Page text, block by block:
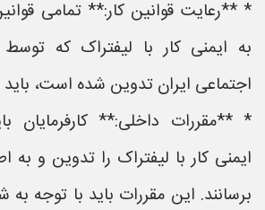
* **رعایت قوانین کار:** تمامی
به ایمنی کار با لیفتراک که توسط
اجتماعی ایران تدوین شده است،
* **مقررات داخلی:** کارفرمایان
ایمنی کار با لیفتراک را تدوین و به
برسانند. این مقررات باید با توجه